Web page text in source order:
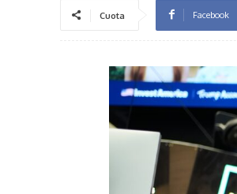
Cuota Facebook